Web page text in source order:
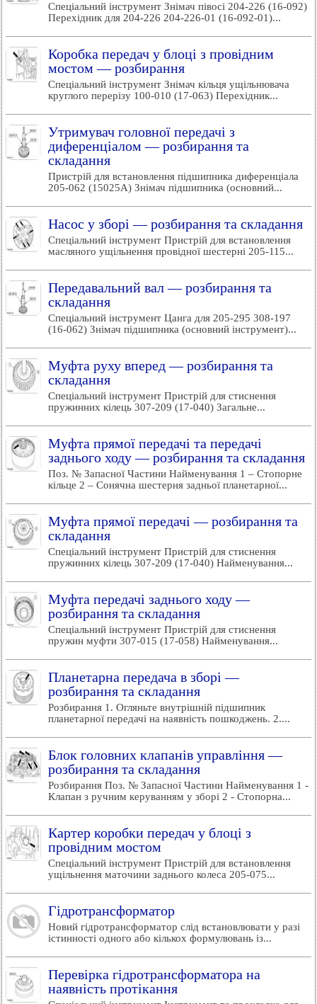
Спеціальний інструмент Знімач півосі 204-226 (16-092)
Перехідник для 204-226 204-226-01 (16-092-01)...
Коробка передач у блоці з провідним
мостом — розбирання
Спеціальний інструмент Знімач кільця ущільнювача
круглого перерізу 100-010 (17-063) Перехідник...
Утримувач головної передачі з
диференціалом — розбирання та
складання
Пристрій для встановлення підшипника диференціала
205-062 (15025А) Знімач підшипника (основний...
Насос у зборі — розбирання та складання
Спеціальний інструмент Пристрій для встановлення
масляного ущільнення провідної шестерні 205-115...
Передавальний вал — розбирання та
складання
Спеціальний інструмент Цанга для 205-295 308-197
(16-062) Знімач підшипника (основний інструмент)...
Муфта руху вперед — розбирання та
складання
Спеціальний інструмент Пристрій для стиснення
пружинних кілець 307-209 (17-040) Загальне...
Муфта прямої передачі та передачі
заднього ходу — розбирання та складання
Поз. № Запасної Частини Найменування 1 – Стопорне
кільце 2 – Сонячна шестерня задньої планетарної...
Муфта прямої передачі — розбирання та
складання
Спеціальний інструмент Пристрій для стиснення
пружинних кілець 307-209 (17-040) Найменування...
Муфта передачі заднього ходу —
розбирання та складання
Спеціальний інструмент Пристрій для стиснення
пружин муфти 307-015 (17-058) Найменування...
Планетарна передача в зборі —
розбирання та складання
Розбирання 1. Огляньте внутрішній підшипник
планетарної передачі на наявність пошкоджень. 2....
Блок головних клапанів управління —
розбирання та складання
Розбирання Поз. № Запасної Частини Найменування 1 -
Клапан з ручним керуванням у зборі 2 - Стопорна...
Картер коробки передач у блоці з
провідним мостом
Спеціальний інструмент Пристрій для встановлення
ущільнення маточини заднього колеса 205-075...
Гідротрансформатор
Новий гідротрансформатор слід встановлювати у разі
істинності одного або кількох формулювань із...
Перевірка гідротрансформатора на
наявність протікання